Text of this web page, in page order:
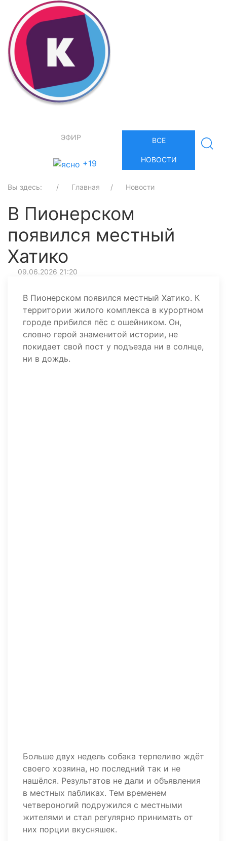
ЭФИР
+19
ВСЕ
НОВОСТИ
Вы здесь: Главная Новости
В Пионерском
появился местный
Хатико
09.06.2026 21:20
В Пионерском появился местный Хатико. К
территории жилого комплекса в курортном
городе прибился пёс с ошейником. Он,
словно герой знаменитой истории, не
покидает свой пост у подъезда ни в солнце,
ни в дождь.
Больше двух недель собака терпеливо ждёт
своего хозяина, но последний так и не
нашёлся. Результатов не дали и объявления
в местных пабликах. Тем временем
четвероногий подружился с местными
жителями и стал регулярно принимать от
них порции вкусняшек.